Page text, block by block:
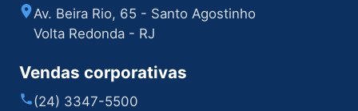
Av. Beira Rio, 65 - Santo Agostinho
Volta Redonda - RJ
Vendas corporativas
(24) 3347-5500